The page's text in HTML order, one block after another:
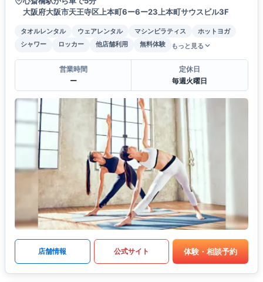
大阪府大阪市天王寺区上本町6ー6ー23上本町サウスビル3F
タオルレンタル ウェアレンタル マシンピラティス
ホットヨガ
シャワー
ロッカー 他店舗利用 無料体験 もっと見る
営業時間
ー
定休日
毎週火曜日
店舗情報 公式サイト 体験・相談予約